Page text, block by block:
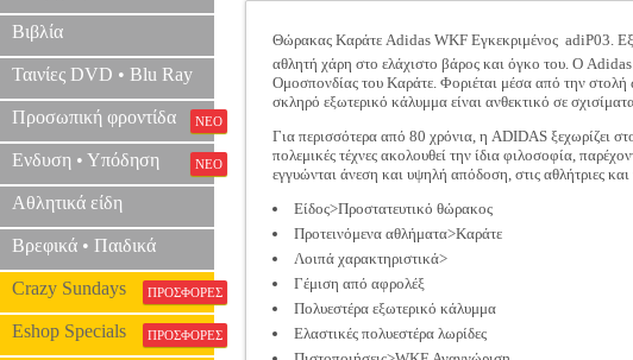
Βιβλία
Ταινίες DVD • Blu Ray
Προσωπική φροντίδα ΝΕΟ
Ενδυση • Υπόδηση ΝΕΟ
Αθλητικά είδη
Βρεφικά • Παιδικά
Crazy Sundays ΠΡΟΣΦΟΡΕΣ
Eshop Specials ΠΡΟΣΦΟΡΕΣ
Θώρακας Καράτε Adidas WKF Εγκεκριμένος  adiP03.
αθλητή χάρη στο ελάχιστο βάρος και όγκο του. Ο
Ομοσπονδίας του Καράτε. Φοριέται μέσα από την
σκληρό εξωτερικό κάλυμμα είναι ανθεκτικό σε
Για περισσότερα από 80 χρόνια, η ADIDAS ξεχωρίζει
πολεμικές τέχνες ακολουθεί την ίδια φιλοσοφία,
εγγυώνται άνεση και υψηλή απόδοση, στις αθλήτριες και
Είδος>Προστατευτικό θώρακος
Προτεινόμενα αθλήματα>Καράτε
Λοιπά χαρακτηριστικά>
Γέμιση από αφρολέξ
Πολυεστέρα εξωτερικό κάλυμμα
Ελαστικές πολυεστέρα λωρίδες